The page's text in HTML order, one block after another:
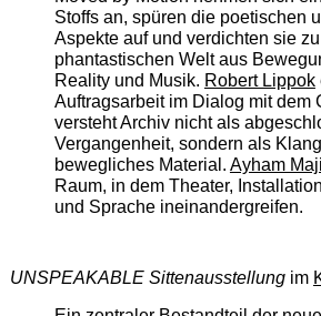
Stoffs an, spüren die poetischen
Aspekte auf und verdichten sie
phantastischen Welt aus
Reality und Musik. Robert Lippok
Auftragsarbeit im Dialog mit dem
versteht Archiv nicht als
Vergangenheit, sondern als
bewegliches Material. Ayham
Raum, in dem Theater,
und Sprache ineinandergreifen.
UNSPEAKABLE Sittenausstellungim